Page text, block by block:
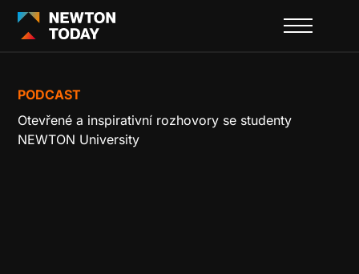
Vývoj Dva na jednoho
PODCAST
Otevřené a inspirativní rozhovory se studenty
NEWTON University